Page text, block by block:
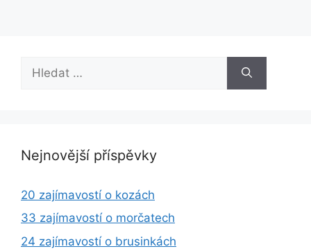
Nejnovější příspěvky
20 zajímavostí o kozách
33 zajímavostí o morčatech
24 zajímavostí o brusinkách